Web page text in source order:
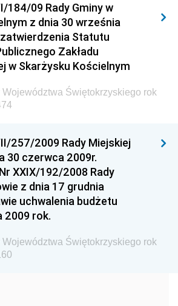
Ministra Spraw Wewnętrznych i
Ministra Transportu
Ministra Budownictwa
Ministra Nauki i Szkolnictwa
Głównego Urzędu Miar
Ministra Rolnictwa i Rozwoju Wsi
Ministra Edukacji Narodowej i
Ministra Edukacji i Nauki
Ministra Edukacji Narodowej
Ministra Gospodarki Morskiej
184/09 Rady Gminy w
z dnia 30 września
Statutu
Zakładu
w Skarżysku Kościelnym
Świętokrzyskiego rok
257/2009 Rady Miejskiej
30 czerwca 2009r.
XXIX/192/2008 Rady
z dnia 17 grudnia
uchwalenia budżetu
2009 rok.
Świętokrzyskiego rok